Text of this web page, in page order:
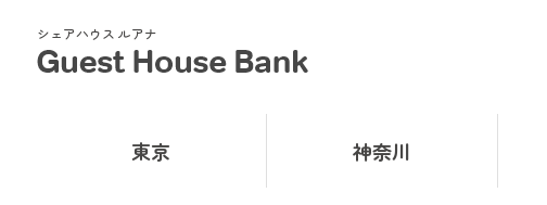
シェアハウス ルアナ
東京 神奈川